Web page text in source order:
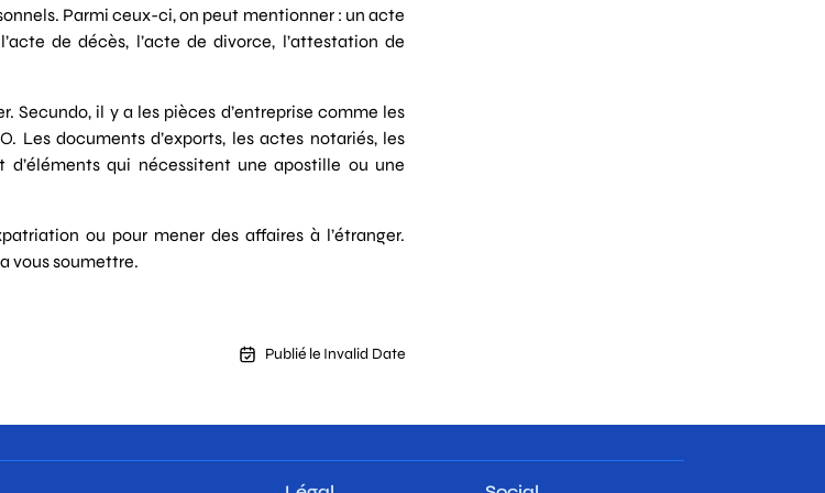
Parmi ceux-ci, on peut mentionner : un acte
de décès, l’acte de divorce, l’attestation de
il y a les pièces d’entreprise comme les
Les documents d’exports, les actes notariés, les
qui nécessitent une apostille ou une
ou pour mener des affaires à l’étranger.
vous soumettre.
Publié le Invalid Date